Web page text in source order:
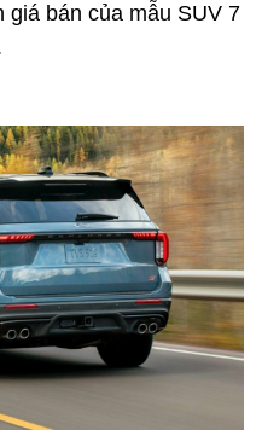
bán của mẫu SUV 7